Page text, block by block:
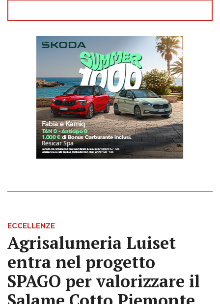
ECCELLENZE
Agrisalumeria Luiset
entra nel progetto
SPAGO per valorizzare il